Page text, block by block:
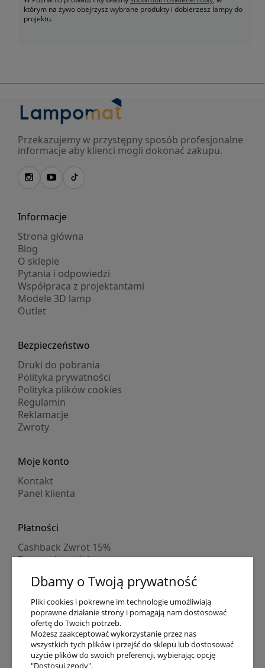
którym na żywo obejrzysz wybrane produkty i dobierzesz lampy do
projektu.
Przekazujemy w przystępny sposób profesjonalne
informacje aby klienci mogli dokonać zakupu.
Informacje
Strona główna
Blog
O sklepie
Pytania i odpowiedzi
Współpraca z projektantami
Modele 3D lamp
Outlet
Bezpieczeństwo
Druki do pobrania
Polityka prywatności
Polityka plików cookies
Regulamin
Reklamacje
Zwroty
Moje konto
Kontakt
Panel klienta
Płatności
Cashback Zwrot 15%
Formy płatności
Numer konta
PayPo kupujesz, nie płacisz
Progi rabatowe
Promocje
Dostawa
Dbamy o Twoją prywatność
Pliki cookies i pokrewne im technologie umożliwiają
poprawne działanie strony i pomagają nam dostosować
ofertę do Twoich potrzeb.
Możesz zaakceptować wykorzystanie przez nas
wszystkich tych plików i przejść do sklepu lub dostosować
użycie plików do swoich preferencji, wybierając opcję
"Dostosuj zgody".